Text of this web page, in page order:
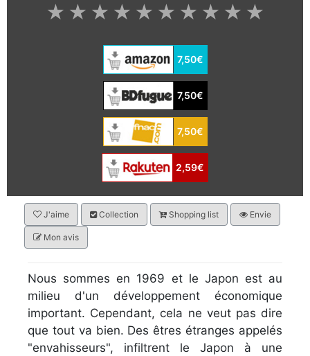
★
★
★
★
★
★
★
★
★
★
7,50€
7,50€
7,50€
2,59€
J'aime Collection Shopping list Envie
Mon avis
Nous sommes en 1969 et le Japon est au
milieu d'un développement économique
important. Cependant, cela ne veut pas dire
que tout va bien. Des êtres étranges appelés
"envahisseurs", infiltrent le Japon à une